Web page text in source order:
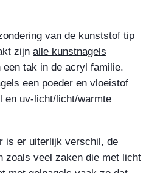
van de kunststof tip
zijn alle kunstnagels
een tak in de acryl familie.
een poeder en vloeistof
en uv-licht/licht/warmte
is er uiterlijk verschil, de
zoals veel zaken die met licht